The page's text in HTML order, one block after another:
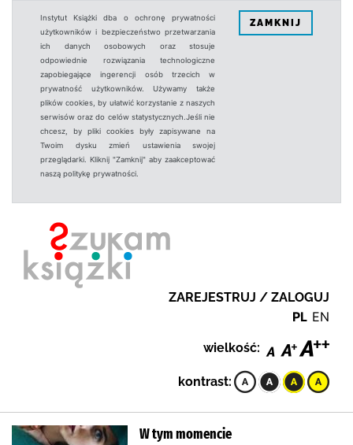
Instytut Książki dba o ochronę prywatności
użytkowników i bezpieczeństwo przetwarzania
ich danych osobowych oraz stosuje
odpowiednie rozwiązania technologiczne
zapobiegające ingerencji osób trzecich w
prywatność użytkowników. Używamy także
plików cookies, by ułatwić korzystanie z naszych
serwisów oraz do celów statystycznych.Jeśli nie
chcesz, by pliki cookies były zapisywane na
Twoim dysku zmień ustawienia swojej
przeglądarki. Kliknij "Zamknij" aby zaakceptować
naszą politykę prywatności.
ZAMKNIJ
ZAREJESTRUJ / ZALOGUJ
PL EN
wielkość:
kontrast:
W tym momencie